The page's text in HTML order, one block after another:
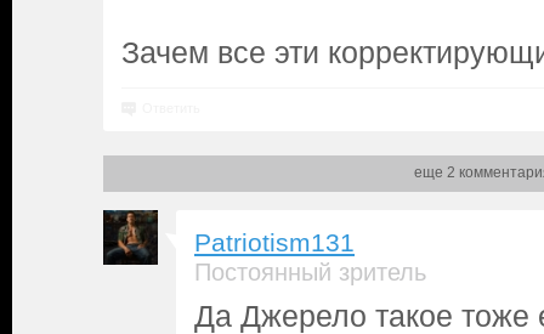
Зачем все эти
еще 2
Patriotism131
Постоянный зритель
Да Джерело такое тоже